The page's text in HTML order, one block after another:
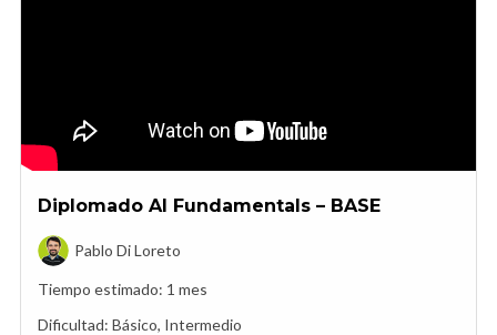
Diplomado AI Fundamentals – BASE
Pablo Di Loreto
Tiempo estimado: 1 mes
Dificultad: Básico, Intermedio